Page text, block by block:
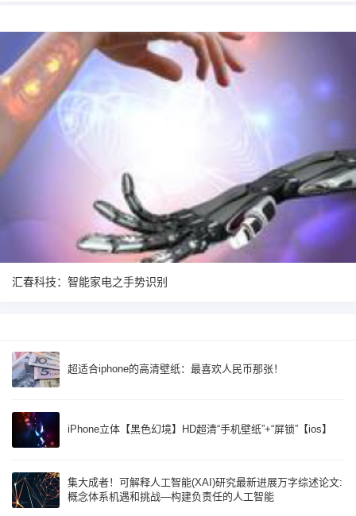
汇春科技：智能家电之手势识别
超适合iphone的高清壁纸：最喜欢人民币那张！
iPhone立体【黑色幻境】HD超清“手机壁纸”+“屏锁”【ios】
集大成者！可解释人工智能(XAI)研究最新进展万字综述论文:
概念体系机遇和挑战—构建负责任的人工智能